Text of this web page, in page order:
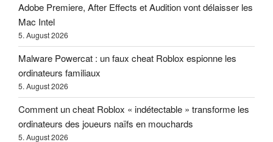
Adobe Premiere, After Effects et Audition vont délaisser les
Mac Intel
5. August 2026
Malware Powercat : un faux cheat Roblox espionne les
ordinateurs familiaux
5. August 2026
Comment un cheat Roblox « indétectable » transforme les
ordinateurs des joueurs naïfs en mouchards
5. August 2026